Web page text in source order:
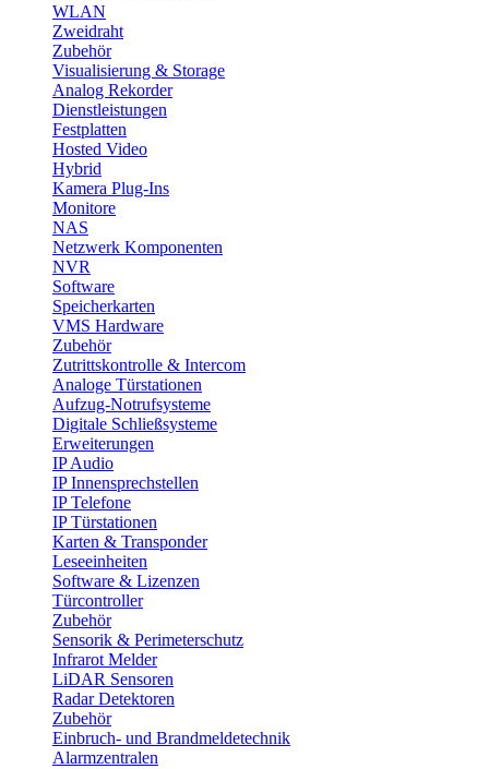
WLAN
Zweidraht
Zubehör
Visualisierung & Storage
Analog Rekorder
Dienstleistungen
Festplatten
Hosted Video
Hybrid
Kamera Plug-Ins
Monitore
NAS
Netzwerk Komponenten
NVR
Software
Speicherkarten
VMS Hardware
Zubehör
Zutrittskontrolle & Intercom
Analoge Türstationen
Aufzug-Notrufsysteme
Digitale Schließsysteme
Erweiterungen
IP Audio
IP Innensprechstellen
IP Telefone
IP Türstationen
Karten & Transponder
Leseeinheiten
Software & Lizenzen
Türcontroller
Zubehör
Sensorik & Perimeterschutz
Infrarot Melder
LiDAR Sensoren
Radar Detektoren
Zubehör
Einbruch- und Brandmeldetechnik
Alarmzentralen